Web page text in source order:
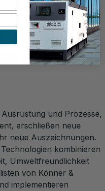
TECHNIK
PARTNER
und Prozesse,
erschließen neue
neue Auszeichnungen.
kombinieren
Umweltfreundlichkeit
von Könner &
implementieren